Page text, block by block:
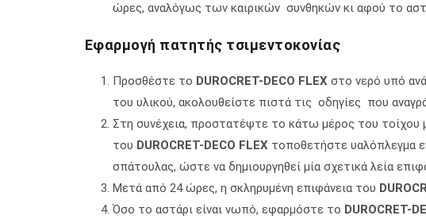
ώρες, αναλόγως των καιρικών συνθηκών κι αφού το
Εφαρμογή πατητής τσιμεντοκονίας
Προσθέστε το DUROCRET-DECO FLEX στο νερό υπό
του υλικού, ακολουθείστε πιστά τις οδηγίες που
Στη συνέχεια, προστατέψτε το κάτω μέρος του τοίχου
του DUROCRET-DECO FLEX τοποθετήστε υαλόπλεγμα
σπάτουλας, ώστε να δημιουργηθεί μία σχετικά λεία
Μετά από 24 ώρες, η σκληρυμένη επιφάνεια του
Όσο το αστάρι είναι νωπό, εφαρμόστε το DUROCRET-